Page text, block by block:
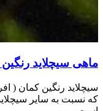
ماهی سیچلاید
سیچلاید رنگین کمان (
که نسبت به سایر